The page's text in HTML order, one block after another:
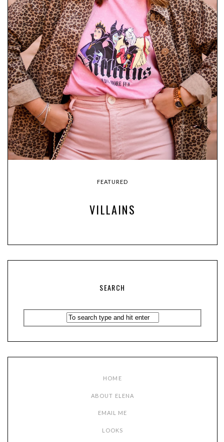
FEATURED
VILLAINS
SEARCH
HOME
ABOUT ELENA
EMAIL ME
LOOKS